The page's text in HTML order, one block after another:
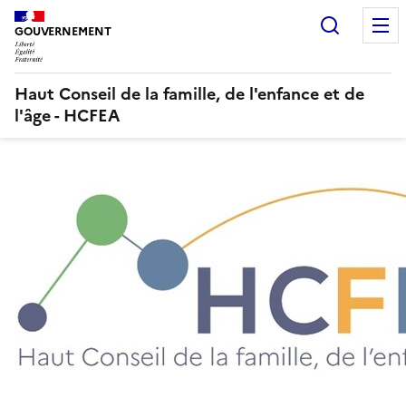
Panneau de gestion des cookies
GOUVERNEMENT
Haut Conseil de la famille, de l'enfance et de
l'âge - HCFEA